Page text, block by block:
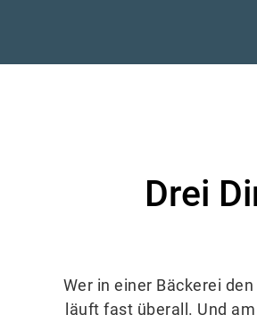
Drei
Wer in einer Bäckerei
läuft fast überall. Und